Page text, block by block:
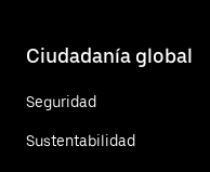
Ciudadanía global
Seguridad
Sustentabilidad